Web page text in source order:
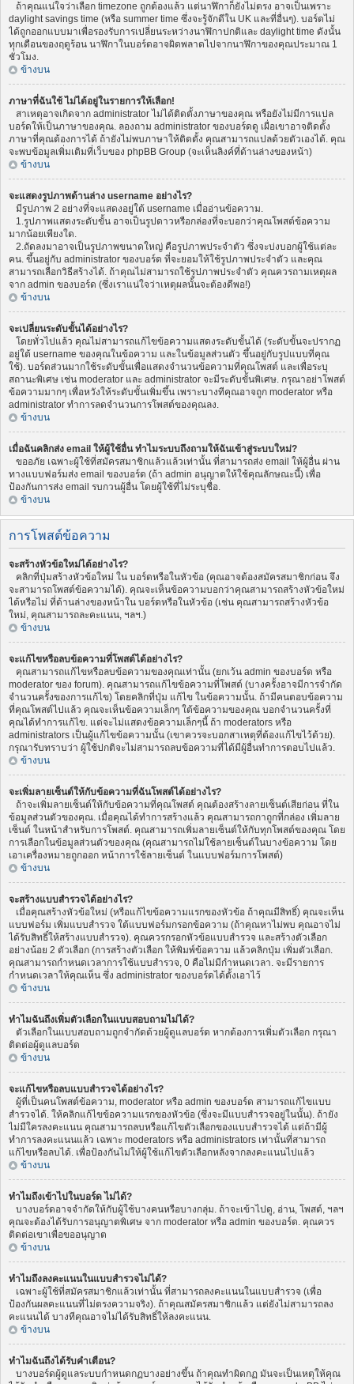
ถ้าคุณแน่ใจว่าเลือก timezone ถูกต้องแล้ว แต่นาฬิกาก็ยังไม่ตรง อาจเป็นเพราะ
daylight savings time (หรือ summer time ซึ่งจะรู้จักดีใน UK และที่อื่นๆ). บอร์ดไม่
ได้ถูกออกแบบมาเพื่อรองรับการเปลี่ยนระหว่างนาฬิกาปกติและ daylight time ดังนั้น
ทุกเดือนของฤดูร้อน นาฬิกาในบอร์ดอาจผิดพลาดไปจากนาฬิกาของคุณประมาณ 1
ชั่วโมง.
ข้างบน
ภาษาที่ฉันใช้ ไม่ได้อยู่ในรายการให้เลือก!
สาเหตุอาจเกิดจาก administrator ไม่ได้ติดตั้งภาษาของคุณ หรือยังไม่มีการแปล
บอร์ดให้เป็นภาษาของคุณ. ลองถาม administrator ของบอร์ดดู เผื่อเขาอาจติดตั้ง
ภาษาที่คุณต้องการได้ ถ้ายังไม่พบภาษาให้ติดตั้ง คุณสามารถแปลด้วยตัวเองได้. คุณ
จะพบข้อมูลเพิ่มเติมที่เว็บของ phpBB Group (จะเห็นลิงค์ที่ด้านล่างของหน้า)
ข้างบน
จะแสดงรูปภาพด้านล่าง username อย่างไร?
มีรูปภาพ 2 อย่างที่จะแสดงอยู่ใต้ username เมื่ออ่านข้อความ.
1.รูปภาพแสดงระดับขั้น อาจเป็นรูปดาวหรือกล่องที่จะบอกว่าคุณโพสต์ข้อความ
มากน้อยเพียงใด.
2.ถัดลงมาอาจเป็นรูปภาพขนาดใหญ่ คือรูปภาพประจำตัว ซึ่งจะบ่งบอกผู้ใช้แต่ละ
คน. ขึ้นอยู่กับ administrator ของบอร์ด ที่จะยอมให้ใช้รูปภาพประจำตัว และคุณ
สามารถเลือกวิธีสร้างได้. ถ้าคุณไม่สามารถใช้รูปภาพประจำตัว คุณควรถามเหตุผล
จาก admin ของบอร์ด (ซึ่งเราแน่ใจว่าเหตุผลนั้นจะต้องดีพอ!)
ข้างบน
จะเปลี่ยนระดับขั้นได้อย่างไร?
โดยทั่วไปแล้ว คุณไม่สามารถแก้ไขข้อความแสดงระดับขั้นได้ (ระดับขั้นจะปรากฏ
อยู่ใต้ username ของคุณในข้อความ และในข้อมูลส่วนตัว ขึ้นอยู่กับรูปแบบที่คุณ
ใช้). บอร์ดส่วนมากใช้ระดับขั้นเพื่อแสดงจำนวนข้อความที่คุณโพสต์ และเพื่อระบุ
สถานะพิเศษ เช่น moderator และ administrator จะมีระดับขั้นพิเศษ. กรุณาอย่าโพสต์
ข้อความมากๆ เพื่อหวังให้ระดับขั้นเพิ่มขึ้น เพราะบางทีคุณอาจถูก moderator หรือ
administrator ทำการลดจำนวนการโพสต์ของคุณลง.
ข้างบน
เมื่อฉันคลิกส่ง email ให้ผู้ใช้อื่น ทำไมระบบถึงถามให้ฉันเข้าสู่ระบบใหม่?
ขออภัย เฉพาะผู้ใช้ที่สมัครสมาชิกแล้วแล้วเท่านั้น ที่สามารถส่ง email ให้ผู้อื่น ผ่าน
ทางแบบฟอร์มส่ง email ของบอร์ด (ถ้า admin อนุญาตให้ใช้คุณลักษณะนี้) เพื่อ
ป้องกันการส่ง email รบกวนผู้อื่น โดยผู้ใช้ที่ไม่ระบุชื่อ.
ข้างบน
การโพสต์ข้อความ
จะสร้างหัวข้อใหม่ได้อย่างไร?
คลิกที่ปุ่มสร้างหัวข้อใหม่ ใน บอร์ดหรือในหัวข้อ (คุณอาจต้องสมัครสมาชิกก่อน จึง
จะสามารถโพสต์ข้อความได้). คุณจะเห็นข้อความบอกว่าคุณสามารถสร้างหัวข้อใหม่
ได้หรือไม่ ที่ด้านล่างของหน้าใน บอร์ดหรือในหัวข้อ (เช่น คุณสามารถสร้างหัวข้อ
ใหม่, คุณสามารถละคะแนน, ฯลฯ.)
ข้างบน
จะแก้ไขหรือลบข้อความที่โพสต์ได้อย่างไร?
คุณสามารถแก้ไขหรือลบข้อความของคุณเท่านั้น (ยกเว้น admin ของบอร์ด หรือ
moderator ของ forum). คุณสามารถแก้ไขข้อความที่โพสต์ (บางครั้งอาจมีการจำกัด
จำนวนครั้งของการแก้ไข) โดยคลิกที่ปุ่ม แก้ไข ในข้อความนั้น. ถ้ามีคนตอบข้อความ
ที่คุณโพสต์ไปแล้ว คุณจะเห็นข้อความเล็กๆ ใต้ข้อความของคุณ บอกจำนวนครั้งที่
คุณได้ทำการแก้ไข. แต่จะไม่แสดงข้อความเล็กๆนี้ ถ้า moderators หรือ
administrators เป็นผู้แก้ไขข้อความนั้น (เขาควรจะบอกสาเหตุที่ต้องแก้ไขไว้ด้วย).
กรุณารับทราบว่า ผู้ใช้ปกติจะไม่สามารถลบข้อความที่ได้มีผู้อื่นทำการตอบไปแล้ว.
ข้างบน
จะเพิ่มลายเซ็นต์ให้กับข้อความที่ฉันโพสต์ได้อย่างไร?
ถ้าจะเพิ่มลายเซ็นต์ให้กับข้อความที่คุณโพสต์ คุณต้องสร้างลายเซ็นต์เสียก่อน ที่ใน
ข้อมูลส่วนตัวของคุณ. เมื่อคุณได้ทำการสร้างแล้ว คุณสามารถกาถูกที่กล่อง เพิ่มลาย
เซ็นต์ ในหน้าสำหรับการโพสต์. คุณสามารถเพิ่มลายเซ็นต์ให้กับทุกโพสต์ของคุณ โดย
การเลือกในข้อมูลส่วนตัวของคุณ (คุณสามารถไม่ใช้ลายเซ็นต์ในบางข้อความ โดย
เอาเครื่องหมายถูกออก หน้าการใช้ลายเซ็นต์ ในแบบฟอร์มการโพสต์)
ข้างบน
จะสร้างแบบสำรวจได้อย่างไร?
เมื่อคุณสร้างหัวข้อใหม่ (หรือแก้ไขข้อความแรกของหัวข้อ ถ้าคุณมีสิทธิ์) คุณจะเห็น
แบบฟอร์ม เพิ่มแบบสำรวจ ใต้แบบฟอร์มกรอกข้อความ (ถ้าคุณหาไม่พบ คุณอาจไม่
ได้รับสิทธิ์ให้สร้างแบบสำรวจ). คุณควรกรอกหัวข้อแบบสำรวจ และสร้างตัวเลือก
อย่างน้อย 2 ตัวเลือก (การสร้างตัวเลือก ให้พิมพ์ข้อความ แล้วคลิกปุ่ม เพิ่มตัวเลือก.
คุณสามารถกำหนดเวลาการใช้แบบสำรวจ, 0 คือไม่มีกำหนดเวลา. จะมีรายการ
กำหนดเวลาให้คุณเห็น ซึ่ง administrator ของบอร์ดได้ตั้งเอาไว้
ข้างบน
ทำไมฉันถึงเพิ่มตัวเลือกในแบบสอบถามไม่ได้?
ตัวเลือกในแบบสอบถามถูกจำกัดด้วยผู้ดูแลบอร์ด หากต้องการเพิ่มตัวเลือก กรุณา
ติดต่อผู้ดูแลบอร์ด
ข้างบน
จะแก้ไขหรือลบแบบสำรวจได้อย่างไร?
ผู้ที่เป็นคนโพสต์ข้อความ, moderator หรือ admin ของบอร์ด สามารถแก้ไขแบบ
สำรวจได้. ให้คลิกแก้ไขข้อความแรกของหัวข้อ (ซึ่งจะมีแบบสำรวจอยู่ในนั้น). ถ้ายัง
ไม่มีใครลงคะแนน คุณสามารถลบหรือแก้ไขตัวเลือกของแบบสำรวจได้ แต่ถ้ามีผู้
ทำการลงคะแนนแล้ว เฉพาะ moderators หรือ administrators เท่านั้นที่สามารถ
แก้ไขหรือลบได้. เพื่อป้องกันไม่ให้ผู้ใช้แก้ไขตัวเลือกหลังจากลงคะแนนไปแล้ว
ข้างบน
ทำไมถึงเข้าไปในบอร์ด ไม่ได้?
บางบอร์ดอาจจำกัดให้กับผู้ใช้บางคนหรือบางกลุ่ม. ถ้าจะเข้าไปดู, อ่าน, โพสต์, ฯลฯ
คุณจะต้องได้รับการอนุญาตพิเศษ จาก moderator หรือ admin ของบอร์ด. คุณควร
ติดต่อเขาเพื่อขออนุญาต
ข้างบน
ทำไมถึงลงคะแนนในแบบสำรวจไม่ได้?
เฉพาะผู้ใช้ที่สมัครสมาชิกแล้วเท่านั้น ที่สามารถลงคะแนนในแบบสำรวจ (เพื่อ
ป้องกันผลคะแนนที่ไม่ตรงความจริง). ถ้าคุณสมัครสมาชิกแล้ว แต่ยังไม่สามารถลง
คะแนนได้ บางทีคุณอาจไม่ได้รับสิทธิ์ให้ลงคะแนน.
ข้างบน
ทำไมฉันถึงได้รับคำเตือน?
บางบอร์ดผู้ดูแลระบบกำหนดกฏบางอย่างขึ้น ถ้าคุณทำผิดกฏ มันจะเป็นเหตุให้คุณ